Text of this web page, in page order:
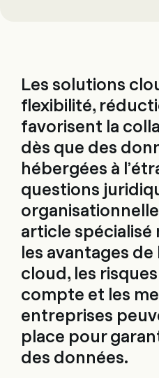
Les solutions
flexibilité,
favorisent la
dès que des
hébergées à
questions
article spécialisé
les avantages
cloud, les
compte et les
entreprises
place pour
des données.